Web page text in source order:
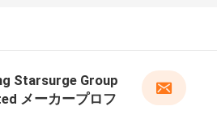
Starsurge Group
メーカープロフ